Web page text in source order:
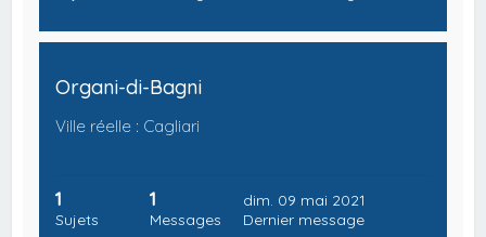
Organi-di-Bagni
Ville réelle : Cagliari
1
Sujets
1
Messages
dim. 09 mai 2021
Dernier message